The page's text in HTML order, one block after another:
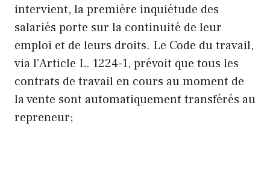
intervient, la première inquiétude des
salariés porte sur la continuité de leur
emploi et de leurs droits. Le Code du travail,
via l’Article L. 1224-1, prévoit que tous les
contrats de travail en cours au moment de
la vente sont automatiquement transférés au
repreneur;